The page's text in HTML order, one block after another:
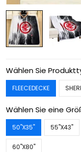
Wählen Sie
FLEECEDECKE
Wählen Sie eine
50''X35'' 55''X43''
60''X80''